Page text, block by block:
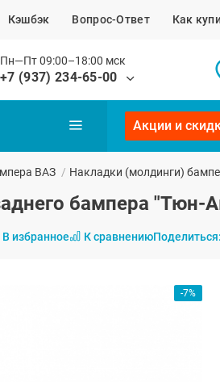
Кэшбэк Вопрос-Ответ Как
Пн—Пт 09:00–18:00 мск
+7 (937) 234-65-00
Акции и
ВАЗ / Накладки (молдинги)
бампера "Тюн-
В избранное К сравнениюПоделиться:
-7%